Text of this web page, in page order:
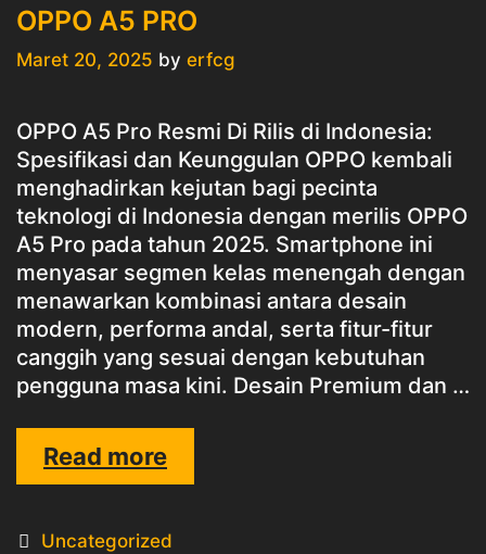
OPPO A5 PRO
Maret 20, 2025 by erfcg
OPPO A5 Pro Resmi Di Rilis di Indonesia:
Spesifikasi dan Keunggulan OPPO kembali
menghadirkan kejutan bagi pecinta
teknologi di Indonesia dengan merilis OPPO
A5 Pro pada tahun 2025. Smartphone ini
menyasar segmen kelas menengah dengan
menawarkan kombinasi antara desain
modern, performa andal, serta fitur-fitur
canggih yang sesuai dengan kebutuhan
pengguna masa kini. Desain Premium dan …
Read moreOPPO
A5
Categories
Uncategorized